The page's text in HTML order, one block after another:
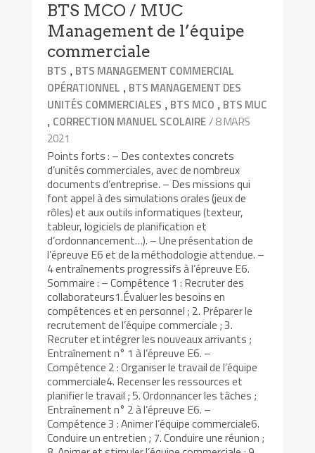
BTS MCO / MUC
Management de l’équipe
commerciale
BTS , BTS MANAGEMENT COMMERCIAL
OPÉRATIONNEL , BTS MANAGEMENT DES
UNITÉS COMMERCIALES , BTS MCO , BTS MUC
, CORRECTION MANUEL SCOLAIRE/ 8 MARS
2021
Points forts : – Des contextes concrets
d’unités commerciales, avec de nombreux
documents d’entreprise. – Des missions qui
font appel à des simulations orales (jeux de
rôles) et aux outils informatiques (texteur,
tableur, logiciels de planification et
d’ordonnancement…). – Une présentation de
l’épreuve E6 et de la méthodologie attendue. –
4 entraînements progressifs à l’épreuve E6.
Sommaire : – Compétence 1 : Recruter des
collaborateurs1.Évaluer les besoins en
compétences et en personnel ; 2. Préparer le
recrutement de l’équipe commerciale ; 3.
Recruter et intégrer les nouveaux arrivants ;
Entraînement n° 1 à l’épreuve E6. –
Compétence 2 : Organiser le travail de l’équipe
commerciale4. Recenser les ressources et
planifier le travail ; 5. Ordonnancer les tâches ;
Entraînement n° 2 à l’épreuve E6. –
Compétence 3 : Animer l’équipe commerciale6.
Conduire un entretien ; 7. Conduire une réunion ;